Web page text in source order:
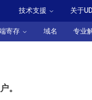
技术支援 关于
寄存 域名 专业
。